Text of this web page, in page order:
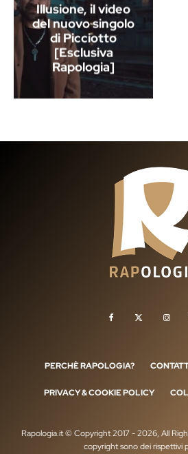
Illusione, il video
del nuovo singolo
di Picciotto
[Esclusiva
Rapologia]
PERCHÈ RAPOLOGIA?
PRIVACY & COOKIE POLICY
Rapologia.it © Copyright 2017 - 2026, All
copyright sono dei rispettivi